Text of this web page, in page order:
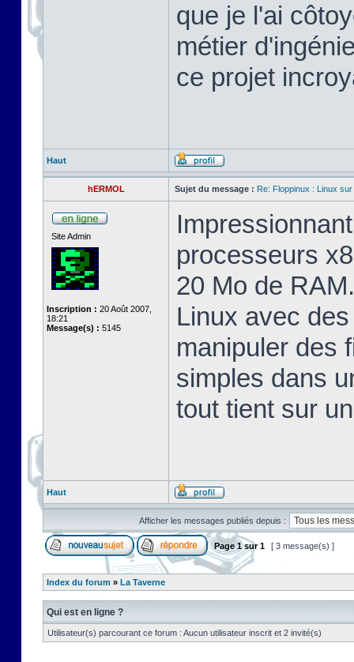
que je l'ai
métier
ce projet
Haut
hERMOL Sujet du message : Re: Floppinux : Linux
Site Admin
Inscription : 20 Août 2007,
18:21
Message(s) : 5145
processeurs
20 Mo de
Linux avec
manipuler des
simples dans
tout tient sur
Haut
Afficher les messages publiés depuis :
Page1sur1 [ 3 message(s) ]
Index du forum » La Taverne
Qui est en ligne ?
Utilisateur(s) parcourant ce forum : Aucun utilisateur inscrit et 2 invité(s)